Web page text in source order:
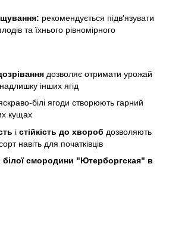
рекомендується підв'язувати
та їхнього рівномірного
дозволяє отримати урожай
інших ягід
білі ягоди створюють гарний
кущах
і стійкість до хвороб дозволяють
навіть для початківців
білої смородини "Ютерборгская" в